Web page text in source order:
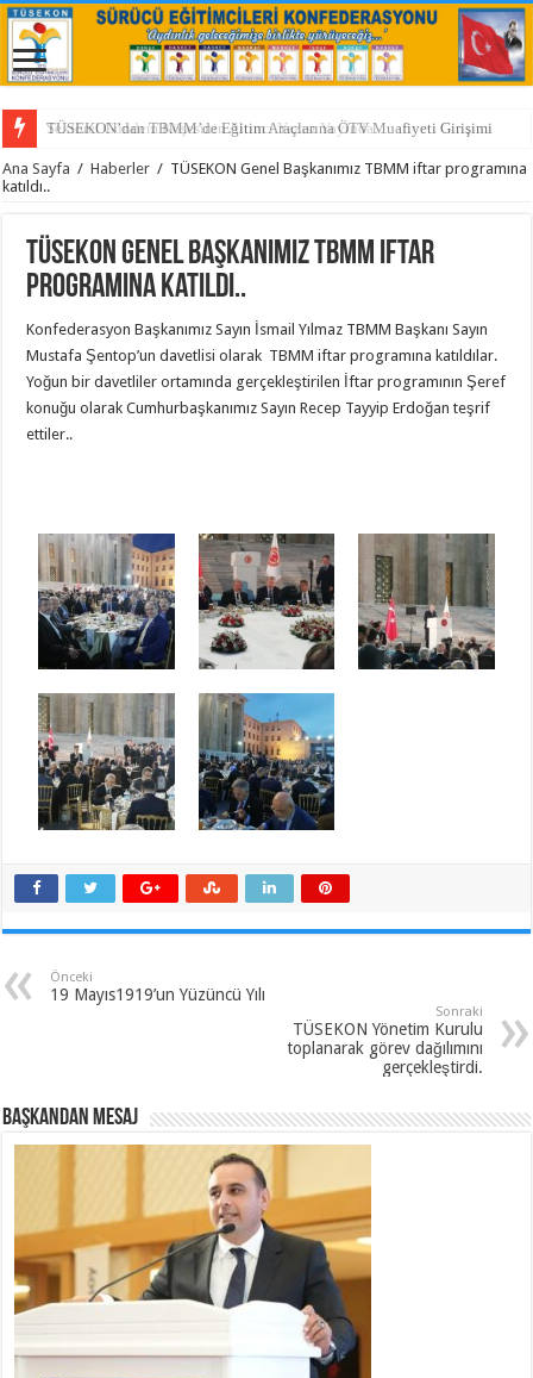
TÜSEKON’dan TBMM’de Eğitim Araçlarına ÖTV Muafiyeti Girişimi
Ana Sayfa / Haberler / TÜSEKON Genel Başkanımız TBMM iftar programına
katıldı..
TÜSEKON Genel Başkanımız TBMM iftar
programına katıldı..
Konfederasyon Başkanımız Sayın İsmail Yılmaz TBMM Başkanı Sayın
Mustafa Şentop’un davetlisi olarak TBMM iftar programına katıldılar.
Yoğun bir davetliler ortamında gerçekleştirilen İftar programının Şeref
konuğu olarak Cumhurbaşkanımız Sayın Recep Tayyip Erdoğan teşrif
ettiler..
Önceki
19 Mayıs1919’un Yüzüncü Yılı
Sonraki
TÜSEKON Yönetim Kurulu
toplanarak görev dağılımını
gerçekleştirdi.
BAŞKANDAN MESAJ